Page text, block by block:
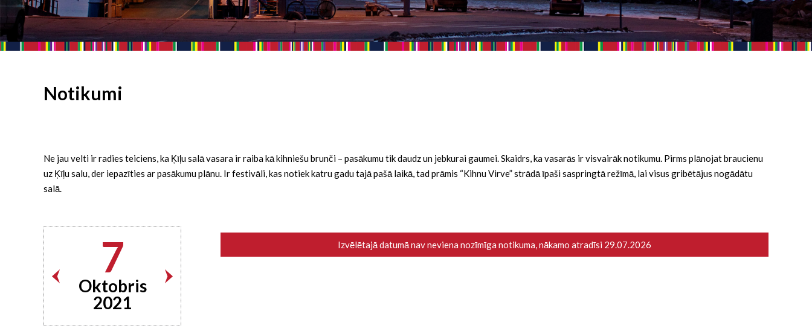
Notikumi
Ne jau velti ir radies teiciens, ka Ķīļu salā vasara ir raiba kā kihniešu brunči – pasākumu tik daudz un jebkurai gaumei. Skaidrs, ka vasarās ir visvairāk notikumu. Pirms plānojat braucienu
uz Ķīļu salu, der iepazīties ar pasākumu plānu. Ir festivāli, kas notiek katru gadu tajā pašā laikā, tad prāmis “Kihnu Virve” strādā īpaši saspringtā režīmā, lai visus gribētājus nogādātu
salā.
7
Oktobris
2021
Izvēlētajā datumā nav neviena nozīmīga notikuma, nākamo atradīsi 29.07.2026